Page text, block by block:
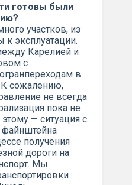
готовы были
участков, из
к эксплуатации.
Карелией и
с
в
сожалению,
не всегда
пока не
— ситуация с
файнштейна
получения
дороги на
Мы